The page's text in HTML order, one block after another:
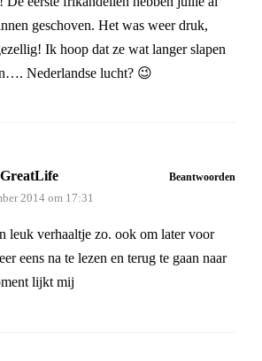
geschoven. Het was weer druk,
Ik hoop dat ze wat langer slapen
Nederlandse lucht? 😉
2014 om 17:31
leuk verhaaltje zo. ook om later voor
eens na te lezen en terug te gaan naar
lijkt mij
Beantwoorden